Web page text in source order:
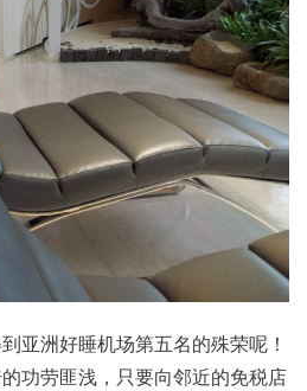
亚洲好睡机场第五名的殊荣呢！
功劳匪浅，只要向邻近的免税店